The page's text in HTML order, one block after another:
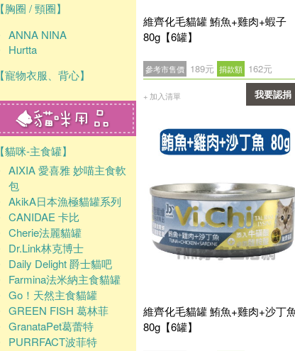
【胸圈 / 頸圈】
ANNA NINA
Hurtta
【寵物衣服、背心】
【貓咪-主食罐】
AIXIA 愛喜雅 妙喵主食軟
包
AkikA日本漁極貓罐系列
CANIDAE 卡比
Cherie法麗貓罐
Dr.Link林克博士
Daily Delight 爵士貓吧
Farmina法米納主食貓罐
Go！天然主食貓罐
GREEN FISH 葛林菲
GranataPet葛蕾特
PURRFACT波菲特
維齊化毛貓罐 鮪魚+雞肉+蝦子
80g【6罐】
參考市售價 189元 捐款額 162元
+ 加入清單 我要認捐
維齊化毛貓罐 鮪魚+雞肉+沙丁魚
80g【6罐】